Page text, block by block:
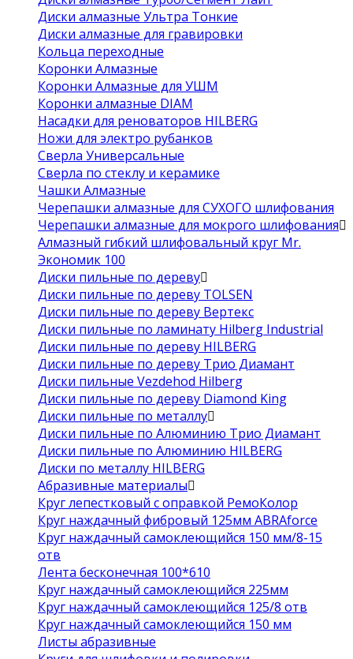
Диски алмазные Ультра Тонкие
Диски алмазные для гравировки
Кольца переходные
Коронки Алмазные
Коронки Алмазные для УШМ
Коронки алмазные DIAM
Насадки для реноваторов HILBERG
Ножи для электро рубанков
Сверла Универсальные
Сверла по стеклу и керамике
Чашки Алмазные
Черепашки алмазные для СУХОГО шлифования
Черепашки алмазные для мокрого шлифования
Алмазный гибкий шлифовальный круг Mr.
Экономик 100
Диски пильные по дереву
Диски пильные по дереву TOLSEN
Диски пильные по дереву Вертекс
Диски пильные по ламинату Hilberg Industrial
Диски пильные по дереву HILBERG
Диски пильные по дереву Трио Диамант
Диски пильные Vezdehod Hilberg
Диски пильные по дереву Diamond King
Диски пильные по металлу
Диски пильные по Алюминию Трио Диамант
Диски пильные по Алюминию HILBERG
Диски по металлу HILBERG
Абразивные материалы
Круг лепестковый с оправкой РемоКолор
Круг наждачный фибровый 125мм ABRAforce
Круг наждачный самоклеющийся 150 мм/8-15
отв
Лента бесконечная 100*610
Круг наждачный самоклеющийся 225мм
Круг наждачный самоклеющийся 125/8 отв
Круг наждачный самоклеющийся 150 мм
Листы абразивные